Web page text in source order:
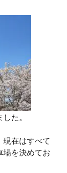
た。
現在はすべて
場を決めてお